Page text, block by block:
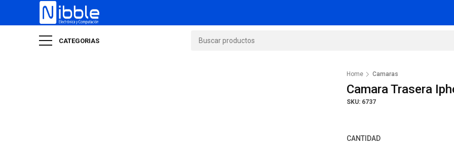
CATEGORIAS
Home Camaras
Camara Trasera
SKU: 6737
CANTIDAD